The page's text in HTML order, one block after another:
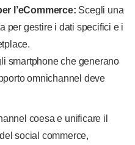
l’eCommerce: Scegli una
per gestire i dati specifici e i
smartphone che generano
omnichannel deve
coesa e unificare il
social commerce,